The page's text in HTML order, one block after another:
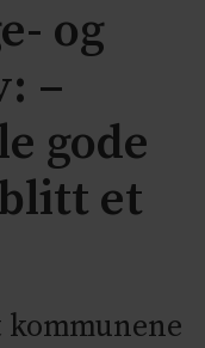
og
–
gode
et